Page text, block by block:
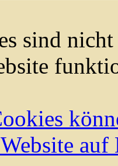
sind
auf